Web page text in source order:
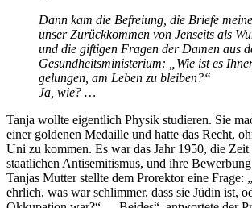
Dann kam die Befreiung, die Briefe
unser Zurückkommen von Jenseits als
und die giftigen Fragen der Damen aus
Gesundheitsministerium:
Wie ist es
gelungen, am Leben zu bleiben?
Ja, wie? …
Tanja wollte eigentlich Physik studieren. Sie
einer goldenen Medaille und hatte das Recht,
Uni zu kommen. Es war das Jahr 1950, die Zeit
staatlichen Antisemitismus, und ihre
Tanjas Mutter stellte dem Prorektor eine Frage:
ehrlich, was war schlimmer, dass sie Jüdin ist,